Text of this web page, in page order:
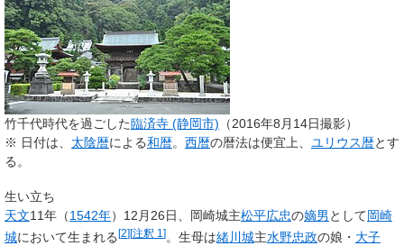
竹千代時代を過ごした臨済寺 (静岡市) （2016年8月14日撮影）
※ 日付は、 太陰暦による和暦。 西暦の暦法は便宜上、 ユリウス暦とす
る。
生い立ち
天文11年（1542年）12月26日、岡崎城主松平広忠の嫡男 として岡崎
城において生まれる [2][注釈 1 ]。生母は緒川城主水野忠政の娘・ 大子